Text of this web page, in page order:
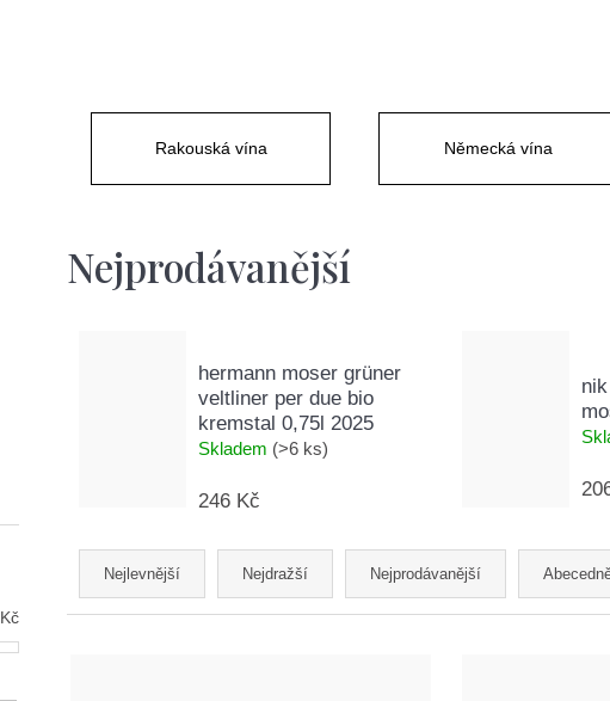
Kč
Rakouská vína Německá vína
Nejprodávanější
hermann moser grüner
veltliner per due bio
kremstal 0,75l 2025
Skladem (>6 ks)
246 Kč
Ř
a
Nejlevnější Nejdražší Nejprodávanější